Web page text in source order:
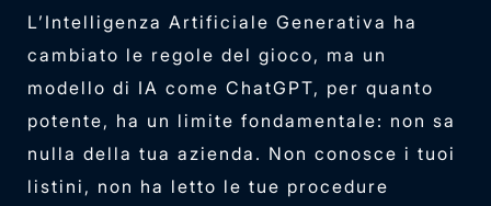
L’Intelligenza Artificiale Generativa ha
cambiato le regole del gioco, ma un
modello di IA come ChatGPT, per quanto
potente, ha un limite fondamentale: non sa
nulla della tua azienda. Non conosce i tuoi
listini, non ha letto le tue procedure